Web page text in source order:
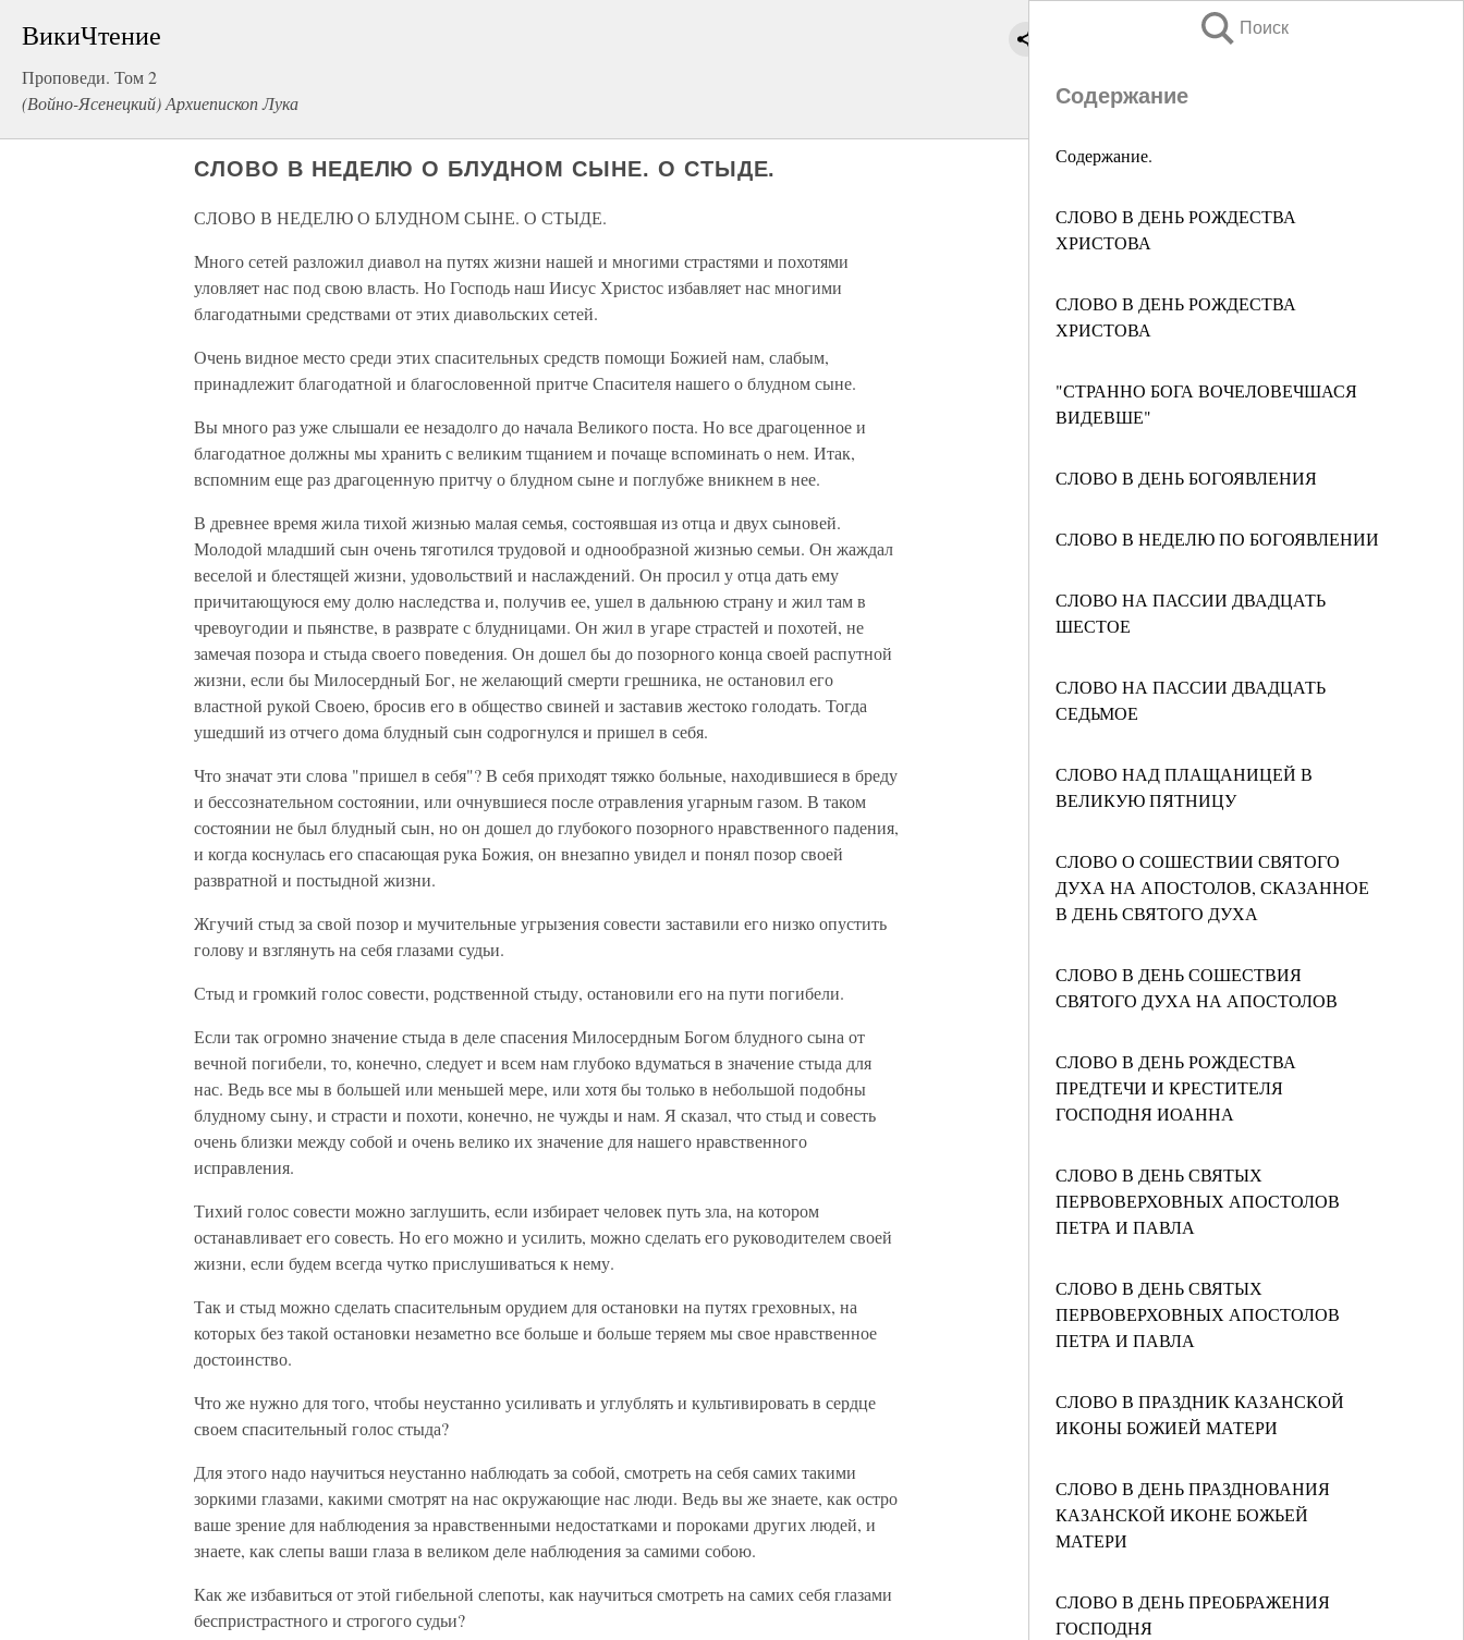
ВикиЧтение
Проповеди. Том 2
(Войно-Ясенецкий) Архиепископ Лука
Поиск
Содержание
Содержание.
СЛОВО В ДЕНЬ РОЖДЕСТВА
ХРИСТОВА
СЛОВО В ДЕНЬ РОЖДЕСТВА
ХРИСТОВА
"СТРАННО БОГА ВОЧЕЛОВЕЧШАСЯ
ВИДЕВШЕ"
СЛОВО В ДЕНЬ БОГОЯВЛЕНИЯ
СЛОВО В НЕДЕЛЮ ПО БОГОЯВЛЕНИИ
СЛОВО НА ПАССИИ ДВАДЦАТЬ
ШЕСТОЕ
СЛОВО НА ПАССИИ ДВАДЦАТЬ
СЕДЬМОЕ
СЛОВО НАД ПЛАЩАНИЦЕЙ В
ВЕЛИКУЮ ПЯТНИЦУ
СЛОВО О СОШЕСТВИИ СВЯТОГО
ДУХА НА АПОСТОЛОВ, СКАЗАННОЕ
В ДЕНЬ СВЯТОГО ДУХА
СЛОВО В ДЕНЬ СОШЕСТВИЯ
СВЯТОГО ДУХА НА АПОСТОЛОВ
СЛОВО В ДЕНЬ РОЖДЕСТВА
ПРЕДТЕЧИ И КРЕСТИТЕЛЯ
ГОСПОДНЯ ИОАННА
СЛОВО В ДЕНЬ СВЯТЫХ
ПЕРВОВЕРХОВНЫХ АПОСТОЛОВ
ПЕТРА И ПАВЛА
СЛОВО В ДЕНЬ СВЯТЫХ
ПЕРВОВЕРХОВНЫХ АПОСТОЛОВ
ПЕТРА И ПАВЛА
СЛОВО В ПРАЗДНИК КАЗАНСКОЙ
ИКОНЫ БОЖИЕЙ МАТЕРИ
СЛОВО В ДЕНЬ ПРАЗДНОВАНИЯ
КАЗАНСКОЙ ИКОНЕ БОЖЬЕЙ
МАТЕРИ
СЛОВО В ДЕНЬ ПРЕОБРАЖЕНИЯ
ГОСПОДНЯ
СЛОВО В НЕДЕЛЮ О БЛУДНОМ СЫНЕ. О СТЫДЕ.
СЛОВО В НЕДЕЛЮ О БЛУДНОМ СЫНЕ. О СТЫДЕ.
Много сетей разложил диавол на путях жизни нашей и многими страстями и похотями
уловляет нас под свою власть. Но Господь наш Иисус Христос избавляет нас многими
благодатными средствами от этих диавольских сетей.
Очень видное место среди этих спасительных средств помощи Божией нам, слабым,
принадлежит благодатной и благословенной притче Спасителя нашего о блудном сыне.
Вы много раз уже слышали ее незадолго до начала Великого поста. Но все драгоценное и
благодатное должны мы хранить с великим тщанием и почаще вспоминать о нем. Итак,
вспомним еще раз драгоценную притчу о блудном сыне и поглубже вникнем в нее.
В древнее время жила тихой жизнью малая семья, состоявшая из отца и двух сыновей.
Молодой младший сын очень тяготился трудовой и однообразной жизнью семьи. Он жаждал
веселой и блестящей жизни, удовольствий и наслаждений. Он просил у отца дать ему
причитающуюся ему долю наследства и, получив ее, ушел в дальнюю страну и жил там в
чревоугодии и пьянстве, в разврате с блудницами. Он жил в угаре страстей и похотей, не
замечая позора и стыда своего поведения. Он дошел бы до позорного конца своей распутной
жизни, если бы Милосердный Бог, не желающий смерти грешника, не остановил его
властной рукой Своею, бросив его в общество свиней и заставив жестоко голодать. Тогда
ушедший из отчего дома блудный сын содрогнулся и пришел в себя.
Что значат эти слова "пришел в себя"? В себя приходят тяжко больные, находившиеся в бреду
и бессознательном состоянии, или очнувшиеся после отравления угарным газом. В таком
состоянии не был блудный сын, но он дошел до глубокого позорного нравственного падения,
и когда коснулась его спасающая рука Божия, он внезапно увидел и понял позор своей
развратной и постыдной жизни.
Жгучий стыд за свой позор и мучительные угрызения совести заставили его низко опустить
голову и взглянуть на себя глазами судьи.
Стыд и громкий голос совести, родственной стыду, остановили его на пути погибели.
Если так огромно значение стыда в деле спасения Милосердным Богом блудного сына от
вечной погибели, то, конечно, следует и всем нам глубоко вдуматься в значение стыда для
нас. Ведь все мы в большей или меньшей мере, или хотя бы только в небольшой подобны
блудному сыну, и страсти и похоти, конечно, не чужды и нам. Я сказал, что стыд и совесть
очень близки между собой и очень велико их значение для нашего нравственного
исправления.
Тихий голос совести можно заглушить, если избирает человек путь зла, на котором
останавливает его совесть. Но его можно и усилить, можно сделать его руководителем своей
жизни, если будем всегда чутко прислушиваться к нему.
Так и стыд можно сделать спасительным орудием для остановки на путях греховных, на
которых без такой остановки незаметно все больше и больше теряем мы свое нравственное
достоинство.
Что же нужно для того, чтобы неустанно усиливать и углублять и культивировать в сердце
своем спасительный голос стыда?
Для этого надо научиться неустанно наблюдать за собой, смотреть на себя самих такими
зоркими глазами, какими смотрят на нас окружающие нас люди. Ведь вы же знаете, как остро
ваше зрение для наблюдения за нравственными недостатками и пороками других людей, и
знаете, как слепы ваши глаза в великом деле наблюдения за самими собою.
Как же избавиться от этой гибельной слепоты, как научиться смотреть на самих себя глазами
беспристрастного и строгого судьи?